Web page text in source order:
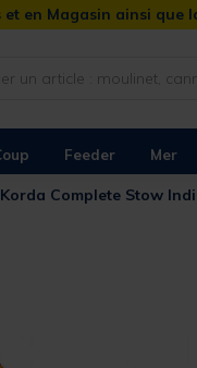
en Magasin ainsi que
Feeder Mer
Complete Stow